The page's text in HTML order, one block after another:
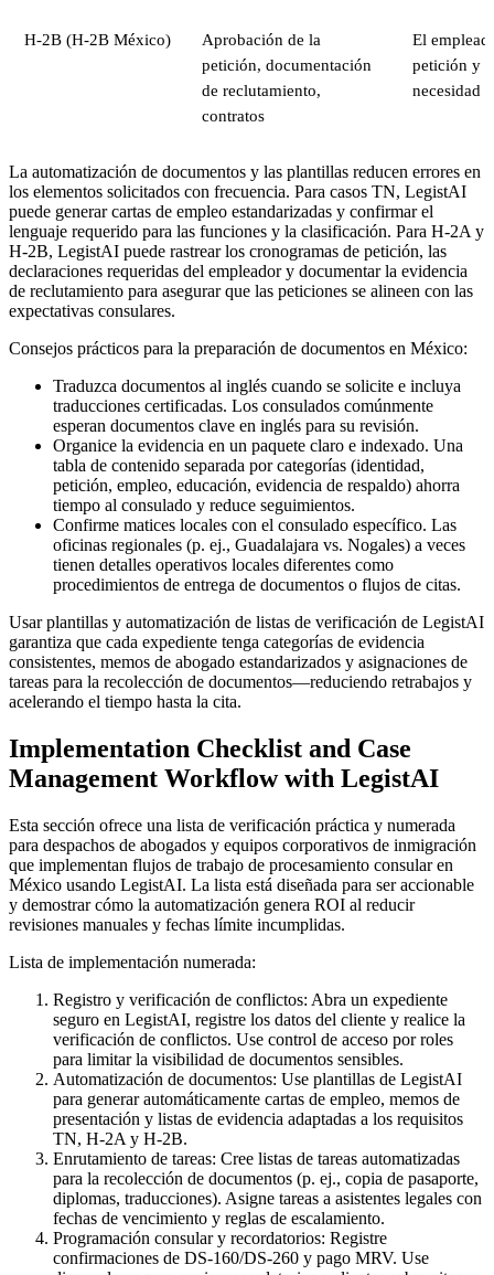
H-2B (H-2B México)
Aprobación de la
petición, documentación
de reclutamiento,
contratos
El
petición y
necesidad
La automatización de documentos y las plantillas reducen errores en
los elementos solicitados con frecuencia. Para casos TN, LegistAI
puede generar cartas de empleo estandarizadas y confirmar el
lenguaje requerido para las funciones y la clasificación. Para H-2A y
H-2B, LegistAI puede rastrear los cronogramas de petición, las
declaraciones requeridas del empleador y documentar la evidencia
de reclutamiento para asegurar que las peticiones se alineen con las
expectativas consulares.
Consejos prácticos para la preparación de documentos en México:
Traduzca documentos al inglés cuando se solicite e incluya
traducciones certificadas. Los consulados comúnmente
esperan documentos clave en inglés para su revisión.
Organice la evidencia en un paquete claro e indexado. Una
tabla de contenido separada por categorías (identidad,
petición, empleo, educación, evidencia de respaldo) ahorra
tiempo al consulado y reduce seguimientos.
Confirme matices locales con el consulado específico. Las
oficinas regionales (p. ej., Guadalajara vs. Nogales) a veces
tienen detalles operativos locales diferentes como
procedimientos de entrega de documentos o flujos de citas.
Usar plantillas y automatización de listas de verificación de LegistAI
garantiza que cada expediente tenga categorías de evidencia
consistentes, memos de abogado estandarizados y asignaciones de
tareas para la recolección de documentos—reduciendo retrabajos y
acelerando el tiempo hasta la cita.
Implementation Checklist and Case
Management Workflow with LegistAI
Esta sección ofrece una lista de verificación práctica y numerada
para despachos de abogados y equipos corporativos de inmigración
que implementan flujos de trabajo de procesamiento consular en
México usando LegistAI. La lista está diseñada para ser accionable
y demostrar cómo la automatización genera ROI al reducir
revisiones manuales y fechas límite incumplidas.
Lista de implementación numerada:
Registro y verificación de conflictos: Abra un expediente
seguro en LegistAI, registre los datos del cliente y realice la
verificación de conflictos. Use control de acceso por roles
para limitar la visibilidad de documentos sensibles.
Automatización de documentos: Use plantillas de LegistAI
para generar automáticamente cartas de empleo, memos de
presentación y listas de evidencia adaptadas a los requisitos
TN, H-2A y H-2B.
Enrutamiento de tareas: Cree listas de tareas automatizadas
para la recolección de documentos (p. ej., copia de pasaporte,
diplomas, traducciones). Asigne tareas a asistentes legales con
fechas de vencimiento y reglas de escalamiento.
Programación consular y recordatorios: Registre
confirmaciones de DS-160/DS-260 y pago MRV. Use